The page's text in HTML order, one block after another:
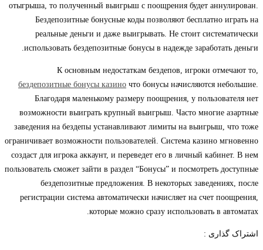
отыгрыша, то полученный выигрыш с поощрения будет аннулирован.
Бездепозитные бонусные коды позволяют бесплатно играть на
реальные деньги и даже выигрывать. Не стоит систематически
использовать бездепозитные бонусы в надежде заработать деньги.
К основным недостаткам бездепов, игроки отмечают то,
бездепозитные бонусы казино что бонусы начисляются небольшие.
Благодаря маленькому размеру поощрения, у пользователя нет
возможности выиграть крупный выигрыш. Часто многие азартные
заведения на бездепы устанавливают лимиты на выигрыш, что тоже
ограничивает возможности пользователей. Система казино мгновенно
создаст для игрока аккаунт, и переведет его в личный кабинет. В нем
пользователь сможет зайти в раздел “Бонусы” и посмотреть доступные
бездепозитные предложения. В некоторых заведениях, после
регистрации система автоматически начисляет на счет поощрения,
которые можно сразу использовать в автоматах.
اشتراک گذاری :